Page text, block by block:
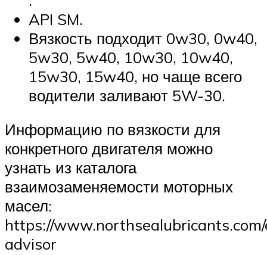
API SM.
Вязкость подходит 0w30, 0w40,
5w30, 5w40, 10w30, 10w40,
15w30, 15w40, но чаще всего
водители заливают 5W-30.
Информацию по вязкости для
конкретного двигателя можно
узнать из каталога
взаимозаменяемости моторных
масел:
https://
advisor